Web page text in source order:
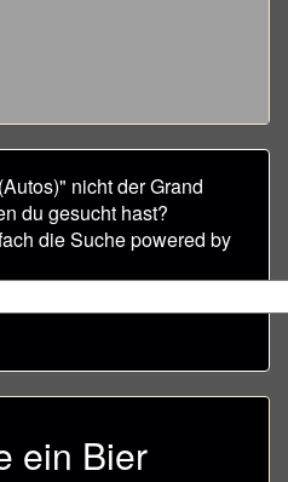
nicht der Grand
du gesucht hast?
die Suche powered by
ein Bier